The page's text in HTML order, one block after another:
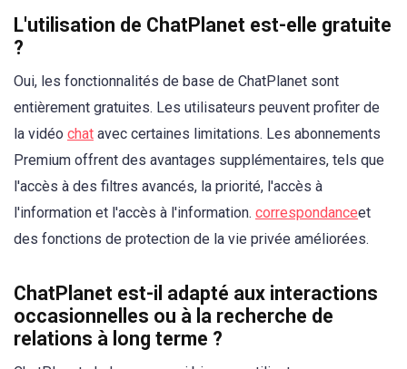
L'utilisation de ChatPlanet est-elle gratuite
?
Oui, les fonctionnalités de base de ChatPlanet sont
entièrement gratuites. Les utilisateurs peuvent profiter de
la vidéo chat avec certaines limitations. Les abonnements
Premium offrent des avantages supplémentaires, tels que
l'accès à des filtres avancés, la priorité, l'accès à
l'information et l'accès à l'information. correspondanceet
des fonctions de protection de la vie privée améliorées.
ChatPlanet est-il adapté aux interactions
occasionnelles ou à la recherche de
relations à long terme ?